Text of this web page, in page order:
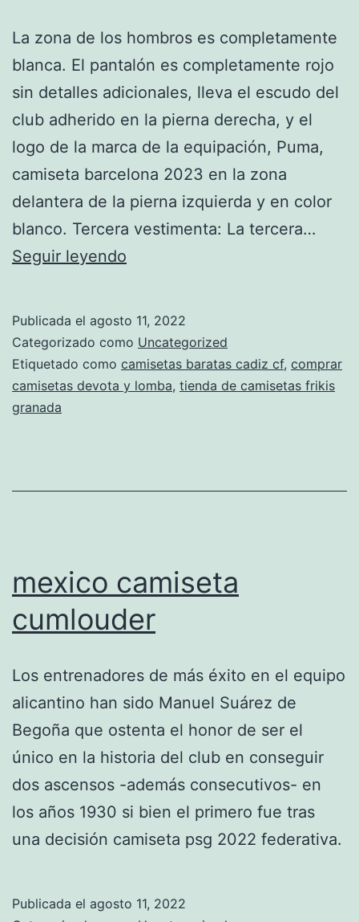
La zona de los hombros es completamente
blanca. El pantalón es completamente rojo
sin detalles adicionales, lleva el escudo del
club adherido en la pierna derecha, y el
logo de la marca de la equipación, Puma,
camiseta barcelona 2023 en la zona
delantera de la pierna izquierda y en color
blanco. Tercera vestimenta: La tercera…
Seguir leyendo
Publicada el agosto 11, 2022
Categorizado como Uncategorized
Etiquetado como camisetas baratas cadiz cf, comprar
camisetas devota y lomba, tienda de camisetas frikis
granada
mexico camiseta
cumlouder
Los entrenadores de más éxito en el equipo
alicantino han sido Manuel Suárez de
Begoña que ostenta el honor de ser el
único en la historia del club en conseguir
dos ascensos -además consecutivos- en
los años 1930 si bien el primero fue tras
una decisión camiseta psg 2022 federativa.
Publicada el agosto 11, 2022